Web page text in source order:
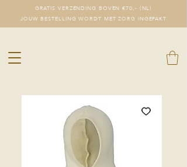
GRATIS VERZENDING BOVEN €70,- (NL)
JOUW BESTELLING WORDT MET ZORG INGEPAKT